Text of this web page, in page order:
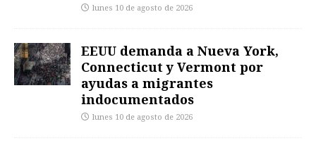
lunes 10 de agosto de 2026
EEUU demanda a Nueva York,
Connecticut y Vermont por
ayudas a migrantes
indocumentados
lunes 10 de agosto de 2026